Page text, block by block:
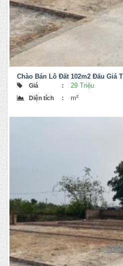
Chào Bán Lô Đất 102m2 Đấu Giá
Giá : 29 Triệu
Diện tích : m²